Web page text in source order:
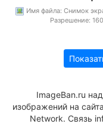
Имя файла: Снимок
Разрешение:
ImageBan.ru
изображений на
Network. Связь